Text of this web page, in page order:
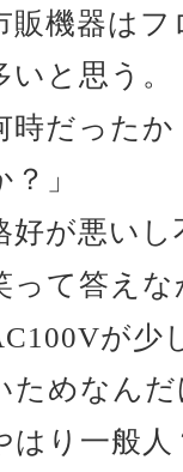
販機器は
いと思う。
時だった
？」
好が悪い
って答え
が少
ためなん
はり一般